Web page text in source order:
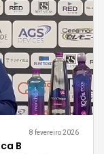
8 fevereiro 2026
B